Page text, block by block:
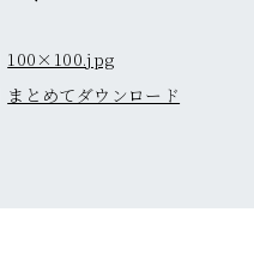
100×100.jpg
まとめてダウンロード